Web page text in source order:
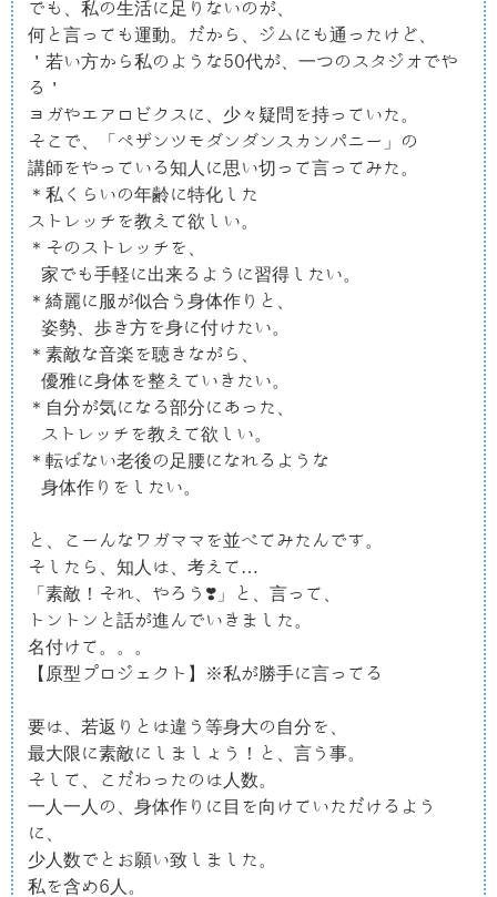
でも、私の生活に足りないのが、
何と言っても運動。だから、ジムにも通ったけど、
＇若い方から私のような50代が、一つのスタジオでや
る＇
ヨガやエアロビクスに、少々疑問を持っていた。
そこで、「ペザンツモダンダンスカンパニー」の
講師をやっている知人に思い切って言ってみた。
＊私くらいの年齢に特化した
ストレッチを教えて欲しい。
＊そのストレッチを、
＊綺麗に服が似合う身体作りと、
＊素敵な音楽を聴きながら、
＊自分が気になる部分にあった、
＊転ばない老後の足腰になれるような
と、こーんなワガママを並べてみたんです。
そしたら、知人は、考えて…
「素敵！それ、やろう❣️」と、言って、
トントンと話が進んでいきました。
名付けて。。。
【原型プロジェクト】※私が勝手に言ってる
要は、若返りとは違う等身大の自分を、
最大限に素敵にしましょう！と、言う事。
そして、こだわったのは人数。
一人一人の、身体作りに目を向けていただけるよう
に、
少人数でとお願い致しました。
私を含め6人。